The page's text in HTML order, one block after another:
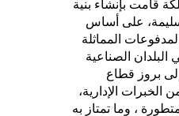
قامت بإنشاء بنية
سليمة، على أساس
المماثلة
الصناعية
بروز قطاع
الإدارية،
، وما تمتاز به